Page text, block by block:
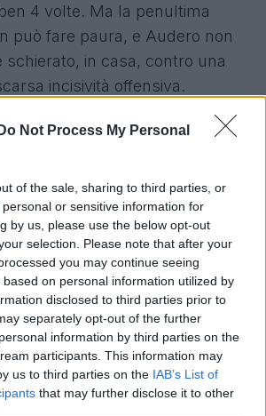
Do Not Process My Personal
of the sale, sharing to third parties, or
or sensitive information for
by us, please use the below opt-out
selection. Please note that after your
you may continue seeing
on personal information utilized by
disclosed to third parties prior to
separately opt-out of the further
information by third parties on the
participants. This information may
us to third parties on the IAB’s List of
that may further disclose it to other
4 volte. Ma la penultima
può fare paura, e Audero non
schierato, in casa, contro una
incisività offensiva.
è stata probabilmente una
brutte di questo campionato,
squadra, difensivamente
Contro l'Udinese alto
ha tutte le carte in regola per
un po' a specchio di quello
l'Atalanta è una macchina da
da goleada. Il rischio è
di tornare a casa con qualche